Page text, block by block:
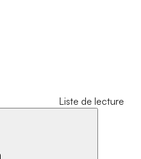
Liste de lecture